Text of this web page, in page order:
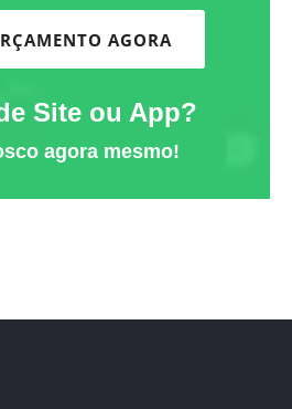
AGORA
Site ou App?
agora mesmo!